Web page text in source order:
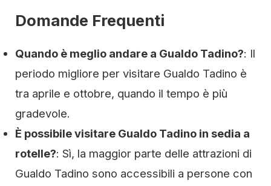
Domande Frequenti
Quando è meglio andare a Gualdo Tadino?: Il
periodo migliore per visitare Gualdo Tadino è
tra aprile e ottobre, quando il tempo è più
gradevole.
È possibile visitare Gualdo Tadino in sedia a
rotelle?: Sì, la maggior parte delle attrazioni di
Gualdo Tadino sono accessibili a persone con